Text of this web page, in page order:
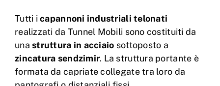
Tutti icapannoni industriali telonati
realizzati da Tunnel Mobili sono costituiti da
unastruttura in acciaio sottoposto a
zincatura sendzimir. La struttura portante è
formata da capriate collegate tra loro da